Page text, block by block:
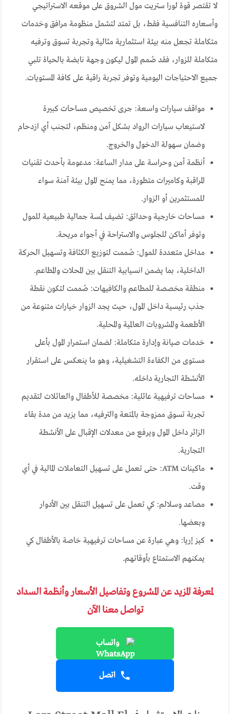
لا تقتصر قوة لورا ستريت مول الشروق على موقعه الاستراتيجي
وأسعاره التنافسية فقط، بل تمتد لتشمل منظومة مرافق وخدمات
متكاملة تجعل منه بيئة استثمارية مثالية وتجربة تسوق وترفيه
متكاملة للزوار، فقد صُمم المول ليكون وجهة نابضة بالحياة تلبي
جميع الاحتياجات اليومية وتوفر تجربة راقية على كافة المستويات.
مواقف سيارات واسعة: جرى تخصيص مساحات كبيرة
لاستيعاب سيارات الرواد بشكل آمن ومنظم، لتجنب أي ازدحام
وضمان سهولة الدخول والخروج.
أنظمة أمن وحراسة على مدار الساعة: مدعومة بأحدث تقنيات
المراقبة وكاميرات متطورة، مما يمنح المول بيئة آمنة سواء
للمستثمرين أو الزوار.
مساحات خارجية وحدائق: تضيف لمسة جمالية طبيعية للمول
وتوفر أماكن للجلوس والاستراحة في أجواء مريحة.
مداخل متعددة للمول: صُممت لتوزيع الكثافة وتسهيل الحركة
الداخلية، بما يضمن انسيابية التنقل بين المحلات والمطاعم.
منطقة مخصصة للمطاعم والكافيهات: صُممت لتكون نقطة
جذب رئيسية داخل المول، حيث يجد الزوار خيارات متنوعة من
الأطعمة والمشروبات العالمية والمحلية.
خدمات صيانة وإدارة متكاملة: لضمان استمرار المول بأعلى
مستوى من الكفاءة التشغيلية، وهو ما ينعكس على استقرار
الأنشطة التجارية داخله.
مساحات ترفيهية عائلية: مخصصة للأطفال والعائلات لتقديم
تجربة تسوق ممزوجة بالمتعة والترفيه، مما يزيد من مدة بقاء
الزائر داخل المول ويرفع من معدلات الإقبال على الأنشطة
التجارية.
ماكينات ATM: حتى تعمل على تسهيل التعاملات المالية في أي
وقت.
مصاعد وسلالم: كي تعمل على تسهيل التنقل بين الأدوار
وبعضها.
كيز إريا: وهي عبارة عن مساحات ترفيهية خاصة بالأطفال كي
يمكنهم الاستمتاع بأوقاتهم.
لمعرفة المزيد عن المشروع وتفاصيل الأسعار وأنظمة السداد
تواصل معنا الآن
واتساب
اتصل